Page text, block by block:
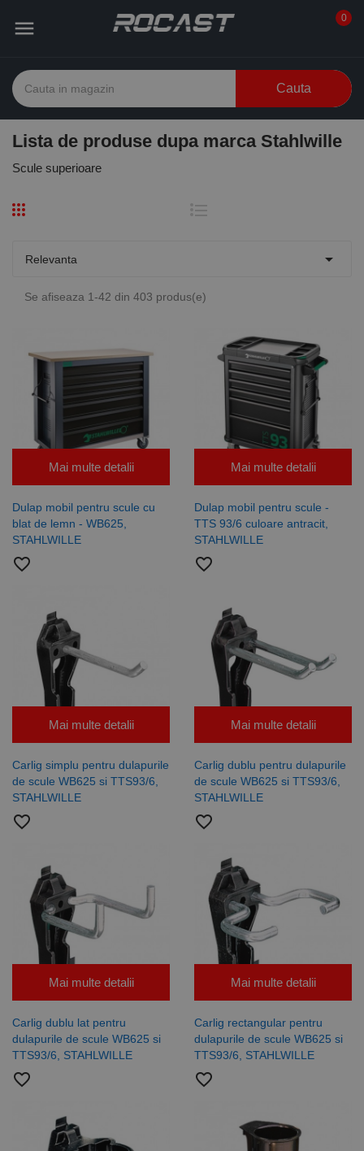
 0
Cauta
Lista de produse dupa marca Stahlwille
Scule superioare
Relevanta 
Se afiseaza 1-42 din 403 produs(e)
Mai multe detalii
Dulap mobil pentru scule cu
blat de lemn - WB625,
STAHLWILLE
favorite_border
Mai multe detalii
Dulap mobil pentru scule -
TTS 93/6 culoare antracit,
STAHLWILLE
favorite_border
Mai multe detalii
Carlig simplu pentru dulapurile
de scule WB625 si TTS93/6,
STAHLWILLE
favorite_border
Mai multe detalii
Carlig dublu pentru dulapurile
de scule WB625 si TTS93/6,
STAHLWILLE
favorite_border
Mai multe detalii
Carlig dublu lat pentru
dulapurile de scule WB625 si
TTS93/6, STAHLWILLE
favorite_border
Mai multe detalii
Carlig rectangular pentru
dulapurile de scule WB625 si
TTS93/6, STAHLWILLE
favorite_border